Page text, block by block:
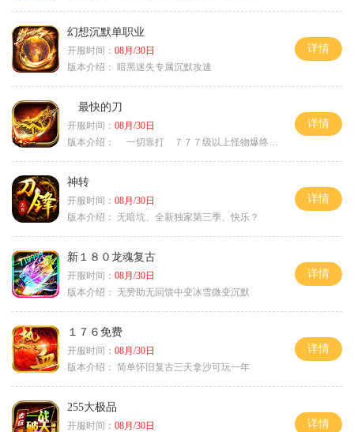
幻想沉默单职业
开服时间： 08月/30日
版本介绍：
暗黑迷失专属沉默攻速
详情
最快的刀
开服时间： 08月/30日
版本介绍：
一切靠打 ７７７级以上怪物爆终极
详情
神转
开服时间： 08月/30日
版本介绍： 无暗坑、全新独家第三季、快乐？
详情
新１８０龙魂复古
开服时间： 08月/30日
版本介绍： 无赞助无回馈中变冰雪微变沉默
详情
１７６免费
开服时间： 08月/30日
版本介绍： 简单怀旧复古三天拿沙可玩一年
详情
255大极品
开服时间： 08月/30日
详情